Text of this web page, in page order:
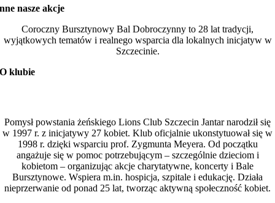
nasze akcje
Coroczny Bursztynowy Bal Dobroczynny to 28 lat tradycji,
wyjątkowych tematów i realnego wsparcia dla lokalnych inicjatyw w
Szczecinie.
O klubie
Pomysł powstania żeńskiego Lions Club Szczecin Jantar narodził się
w 1997 r. z inicjatywy 27 kobiet. Klub oficjalnie ukonstytuował się w
1998 r. dzięki wsparciu prof. Zygmunta Meyera. Od początku
angażuje się w pomoc potrzebującym – szczególnie dzieciom i
kobietom – organizując akcje charytatywne, koncerty i Bale
Bursztynowe. Wspiera m.in. hospicja, szpitale i edukację. Działa
nieprzerwanie od ponad 25 lat, tworząc aktywną społeczność kobiet.